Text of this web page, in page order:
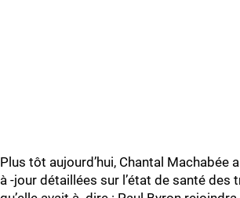
Plus tôt aujourd’hui, Chantal Machabée
à -jour détaillées sur l’état de santé des